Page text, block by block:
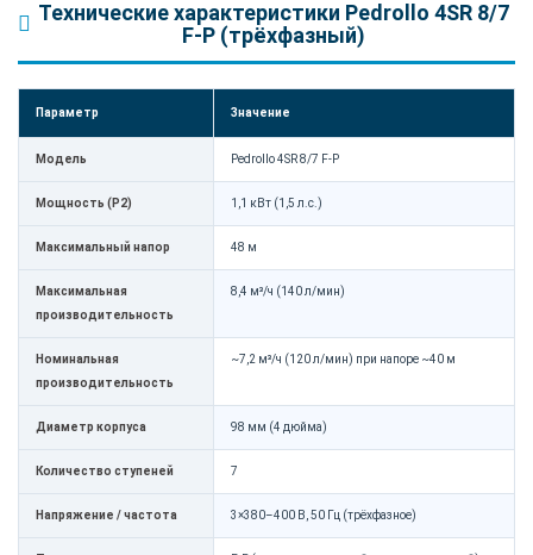
Технические характеристики Pedrollo 4SR 8/7
F-P (трёхфазный)
Параметр Значение
Модель Pedrollo 4SR 8/7 F-P
Мощность (P2) 1,1 кВт (1,5 л.с.)
Максимальный напор 48 м
Максимальная
производительность
8,4 м³/ч (140 л/мин)
Номинальная
производительность
~7,2 м³/ч (120 л/мин) при напоре ~40 м
Диаметр корпуса 98 мм (4 дюйма)
Количество ступеней 7
Напряжение / частота 3×380–400 В, 50 Гц (трёхфазное)